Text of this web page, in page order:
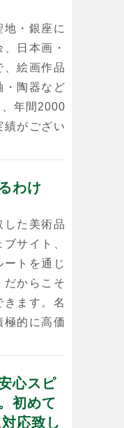
地・銀座に
日本画・
、絵画作品
・陶器など
年間2000
績がござい
わけ
した美術品
サイト、
トを通じ
だからこそ
ます。名
極的に高価
心スピ
初めて
応致し